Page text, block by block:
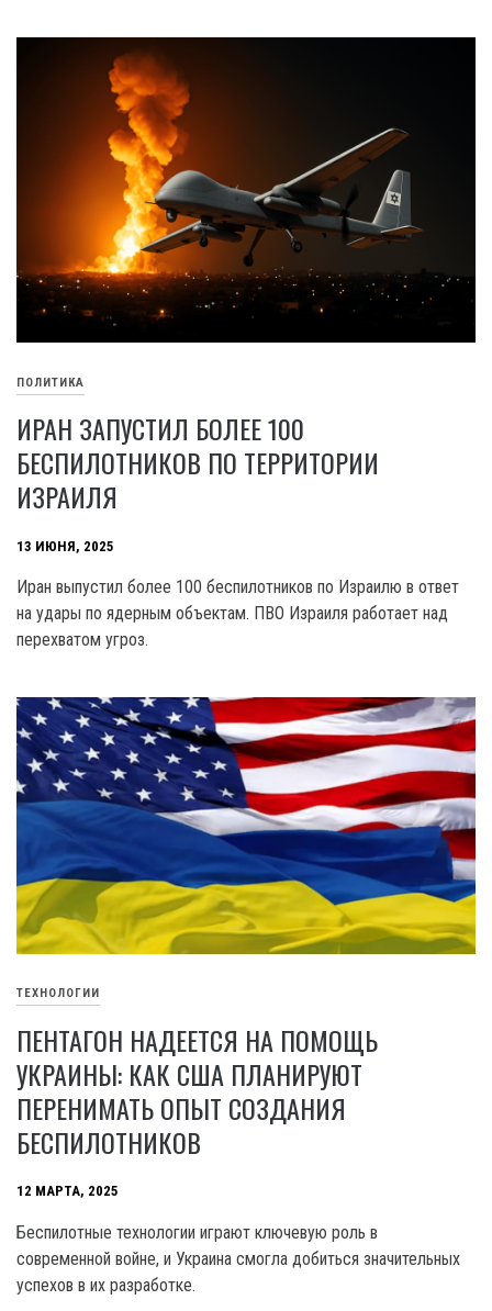
ПОЛИТИКА
ИРАН ЗАПУСТИЛ БОЛЕЕ 100
БЕСПИЛОТНИКОВ ПО ТЕРРИТОРИИ
ИЗРАИЛЯ
13 ИЮНЯ, 2025
Иран выпустил более 100 беспилотников по Израилю в ответ
на удары по ядерным объектам. ПВО Израиля работает над
перехватом угроз.
ТЕХНОЛОГИИ
ПЕНТАГОН НАДЕЕТСЯ НА ПОМОЩЬ
УКРАИНЫ: КАК США ПЛАНИРУЮТ
ПЕРЕНИМАТЬ ОПЫТ СОЗДАНИЯ
БЕСПИЛОТНИКОВ
12 МАРТА, 2025
Беспилотные технологии играют ключевую роль в
современной войне, и Украина смогла добиться значительных
успехов в их разработке.